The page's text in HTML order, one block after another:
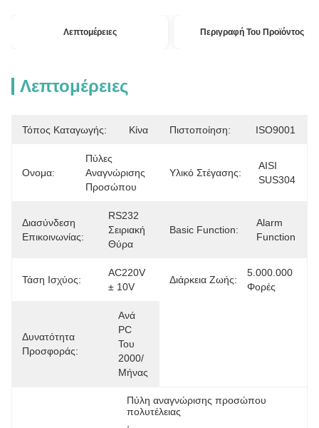
Λεπτομέρειες Περιγραφή Του Προϊόντος
Λεπτομέρειες
Τόπος Καταγωγής: Κίνα Πιστοποίηση: ISO9001
Ονομα:
Πύλες
Αναγνώρισης
Προσώπου
Υλικό Στέγασης:
AISI
SUS304
Διασύνδεση
Επικοινωνίας:
RS232
Σειριακή
Θύρα
Basic Function:
Alarm
Function
Τάση Ισχύος:
AC220V
± 10V
Διάρκεια Ζωής:
5.000.000
Φορές
Δυνατότητα
Προσφοράς:
Ανά
PC
Του
2000/
Μήνας
Πύλη αναγνώρισης προσώπου
πολυτέλειας